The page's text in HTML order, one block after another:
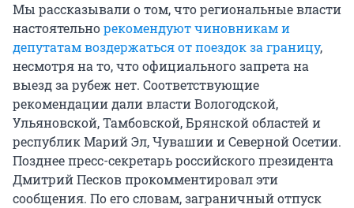
Мы рассказывали о том, что региональные власти
настоятельнорекомендуют чиновникам и
депутатам воздержаться от поездок за границу,
несмотря на то, что официального запрета на
выезд за рубеж нет. Соответствующие
рекомендации дали власти Вологодской,
Ульяновской, Тамбовской, Брянской областей и
республик Марий Эл, Чувашии и Северной Осетии.
Позднее пресс-секретарь российского президента
Дмитрий Песков прокомментировал эти
сообщения. По его словам, заграничный отпуск